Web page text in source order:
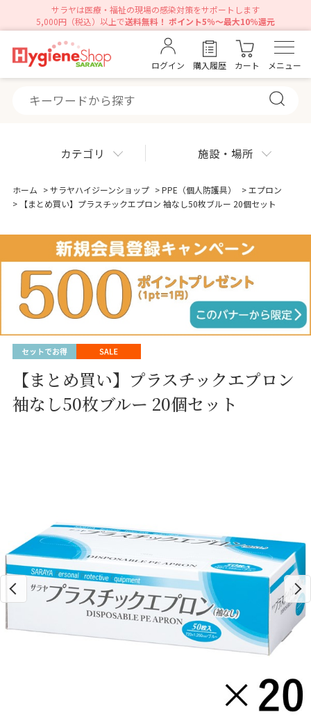
サラヤは医療・福祉の現場の感染対策をサポートします
5,000円（税込）以上で送料無料！ ポイント5％～最大10％還元
ログイン 購入履歴 カート メニュー
カテゴリ 施設・場所
ホーム >サラヤハイジーンショップ >PPE（個人防護具） >エプロン
>
【まとめ買い】プラスチックエプロン 袖なし50枚ブルー 20個セット
【まとめ買い】プラスチックエプロン
袖なし50枚ブルー 20個セット